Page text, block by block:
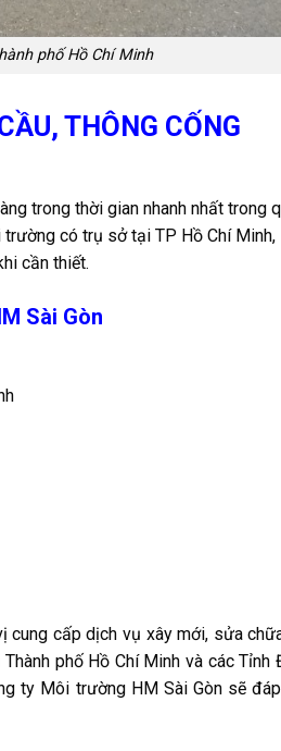
phố Hồ Chí Minh
THÔNG CỐNG
trong thời gian nhanh nhất trong
có trụ sở tại TP Hồ Chí Minh,
cần thiết.
Sài Gòn
cấp dịch vụ xây mới, sửa
phố Hồ Chí Minh và các Tỉnh
ty Môi trường HM Sài Gòn sẽ